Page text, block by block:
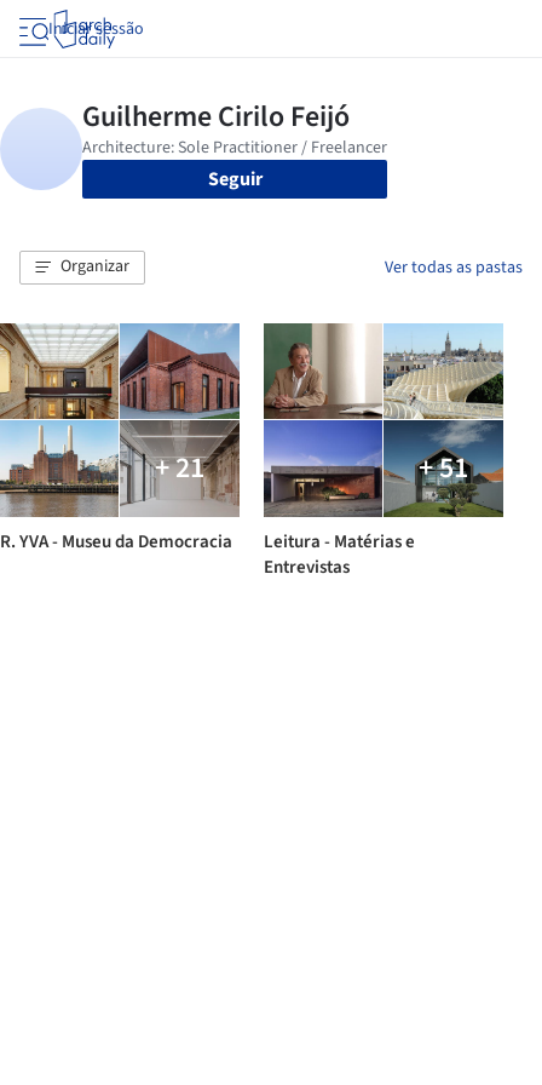
Iniciar sessão
Seguir
Organizar Ver todas as pastas
+ 21
R. YVA - Museu da Democracia
+ 51
Leitura - Matérias e
Entrevistas